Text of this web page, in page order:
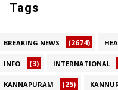
Tags
BREAKING NEWS (2674)
INFO (3) INTERNATIONAL
KANNAPURAM (25)